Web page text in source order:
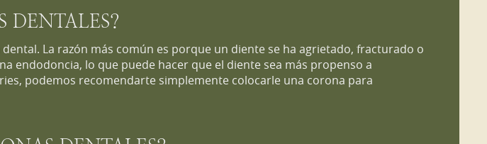
DENTALES?
La razón más común es porque un diente se ha agrietado, fracturado o
endodoncia, lo que puede hacer que el diente sea más propenso a
podemos recomendarte simplemente colocarle una corona para